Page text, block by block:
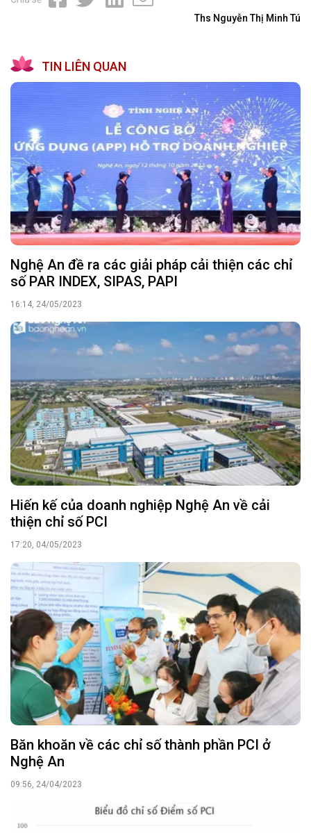
Ths Nguyễn Thị Minh Tú
TIN LIÊN QUAN
Nghệ An đề ra các giải pháp cải thiện các chỉ
số PAR INDEX, SIPAS, PAPI
16:14, 24/05/2023
Hiến kế của doanh nghiệp Nghệ An về cải
thiện chỉ số PCI
17:20, 04/05/2023
Băn khoăn về các chỉ số thành phần PCI ở
Nghệ An
09:56, 24/04/2023